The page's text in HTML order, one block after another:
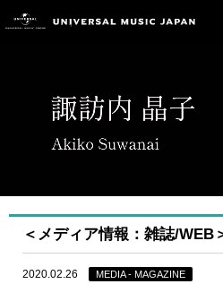
＜メディア情報：雑誌/WEB
2020.02.26 MEDIA - MAGAZINE